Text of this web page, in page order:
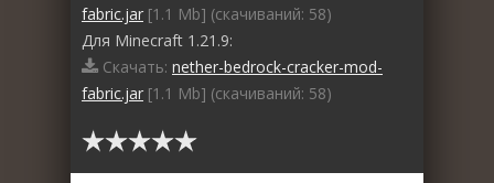
fabric.jar [1.1 Mb] (cкачиваний: 58)
Для Minecraft 1.21.9:
Скачать: nether-bedrock-cracker-mod-
fabric.jar [1.1 Mb] (cкачиваний: 58)